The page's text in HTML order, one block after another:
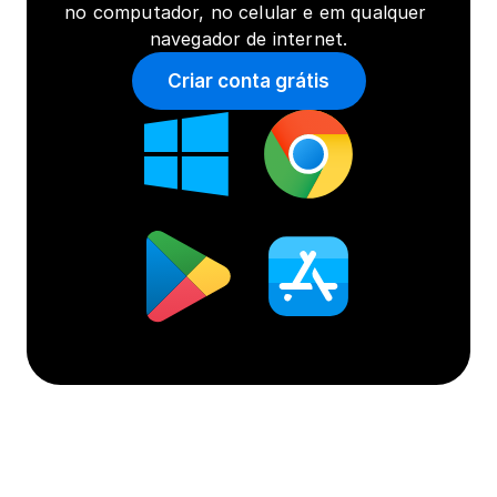
no computador, no celular e em qualquer
navegador de internet.
Criar conta grátis